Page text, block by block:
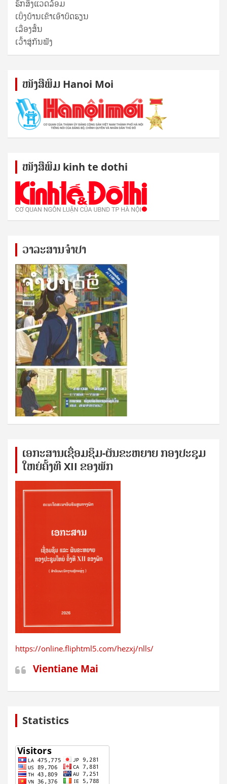
ຮັກສິ່ງແວດລ້ອມ
ເບິ່ງບ້ານເຂົາເອົາບົດຮຽນ
ເລື່ອງສັ້ນ
ເວົ້າສູ່ກັນຟັງ
ໜັງ​ສື​ພິມ Hanoi Moi
ໜັງ​ສື​ພິມ kinh te dothi
ວາລະສານຈຳປາ
ເອກ​ະ​ສານ​ເຊ​ື່ອມ​ຊ​ຶມ-ຜັນ​ຂະ​ຫ​ຍາຍ ກອງ​ປະ​ຊຸມ​
ໃຫຍ່​ຄັ້ງ​ທີ XII ຂອງ​ພັກ
https://online.fliphtml5.com/hezxj/nlls/
Vientiane Mai
Statistics